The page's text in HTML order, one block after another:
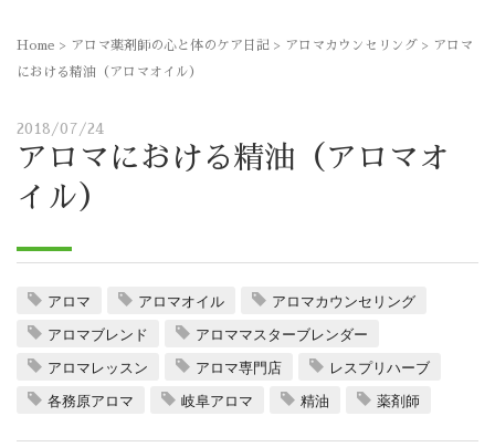
Home > アロマ薬剤師の心と体のケア日記 > アロマカウンセリング > アロマ
における精油（アロマオイル）
2018/07/24
アロマにおける精油（アロマオ
イル）
アロマ アロマオイル
アロマカウンセリング
アロマブレンド
アロママスターブレンダー
アロマレッスン
アロマ専門店
レスプリハーブ
各務原アロマ
岐阜アロマ 精油 薬剤師